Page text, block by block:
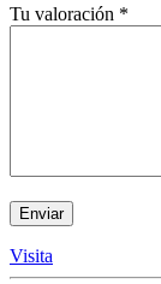
Tu valoración *
Visita